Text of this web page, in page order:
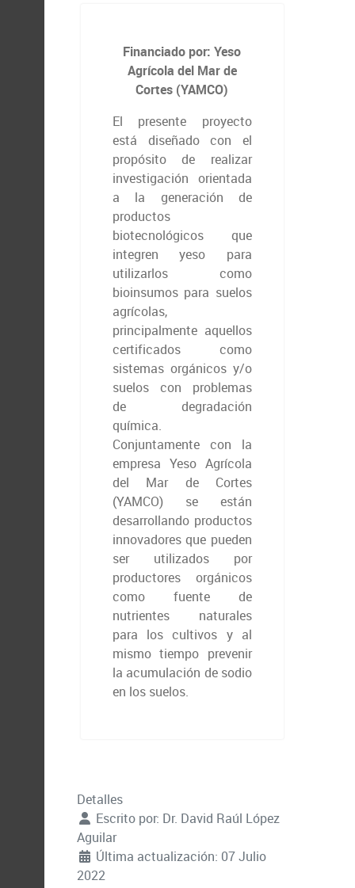
Financiado por: Yeso
Agrícola del Mar de
Cortes (YAMCO)
El presente proyecto
está diseñado con el
propósito de realizar
investigación orientada
a la generación de
productos
biotecnológicos que
integren yeso para
utilizarlos como
bioinsumos para suelos
agrícolas,
principalmente aquellos
certificados como
sistemas orgánicos y/o
suelos con problemas
de degradación
química.
Conjuntamente con la
empresa Yeso Agrícola
del Mar de Cortes
(YAMCO) se están
desarrollando productos
innovadores que pueden
ser utilizados por
productores orgánicos
como fuente de
nutrientes naturales
para los cultivos y al
mismo tiempo prevenir
la acumulación de sodio
en los suelos.
Detalles
Escrito por: Dr. David Raúl López
Aguilar
Última actualización: 07 Julio
2022